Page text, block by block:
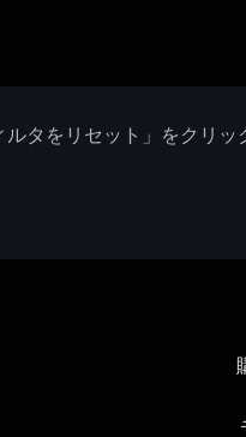
タをリセット」をクリ